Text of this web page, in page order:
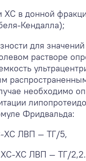
ХС в донной
Кендалла);
для
растворе
необходимо
Фридвальда:
ХС ЛВП — ТГ/5,
ХС ЛВП — ТГ/2,2.